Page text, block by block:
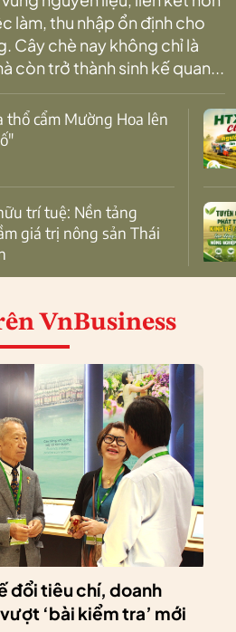
làm, thu nhập ổn định cho
Cây chè nay không chỉ là
còn trở thành sinh kế quan...
giá trị nông sản Thái
VnBusiness
đổi tiêu chí, doanh
‘bài kiểm tra’ mới